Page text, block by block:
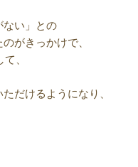
ない」との
がきっかけで、
、
だけるようになり、